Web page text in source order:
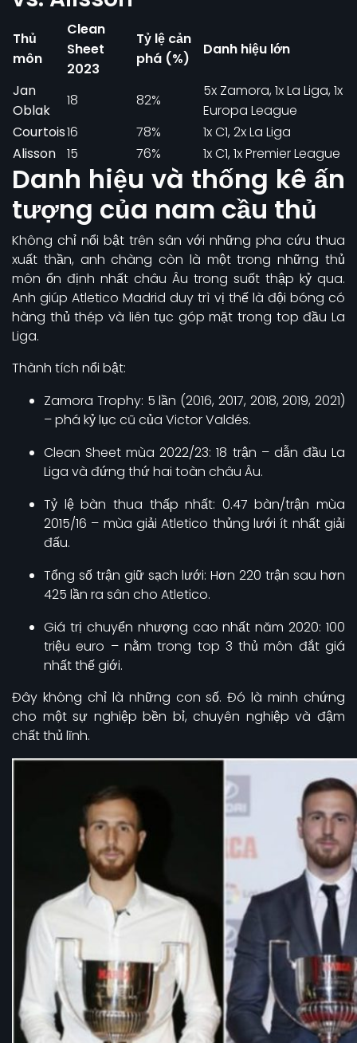
Thủ
môn
Clean
Sheet
2023
Tỷ lệ cản
phá (%)
Danh hiệu lớn
Jan
Oblak
18 82%
5x Zamora, 1x La Liga, 1x
Europa League
Courtois16 78%
1x C1, 2x La Liga
Alisson
15 76% 1x C1, 1x Premier League
Danh hiệu và thống kê ấn
tượng của nam cầu thủ
Không chỉ nổi bật trên sân với những pha cứu thua
xuất thần, anh chàng còn là một trong những thủ
môn ổn định nhất châu Âu trong suốt thập kỷ qua.
Anh giúp Atletico Madrid duy trì vị thế là đội bóng có
hàng thủ thép và liên tục góp mặt trong top đầu La
Liga.
Thành tích nổi bật:
Zamora Trophy: 5 lần (2016, 2017, 2018, 2019, 2021)
– phá kỷ lục cũ của Victor Valdés.
Clean Sheet mùa 2022/23: 18 trận – dẫn đầu La
Liga và đứng thứ hai toàn châu Âu.
Tỷ lệ bàn thua thấp nhất: 0.47 bàn/trận mùa
2015/16 – mùa giải Atletico thủng lưới ít nhất giải
đấu.
Tổng số trận giữ sạch lưới: Hơn 220 trận sau hơn
425 lần ra sân cho Atletico.
Giá trị chuyển nhượng cao nhất năm 2020: 100
triệu euro – nằm trong top 3 thủ môn đắt giá
nhất thế giới.
Đây không chỉ là những con số. Đó là minh chứng
cho một sự nghiệp bền bỉ, chuyên nghiệp và đậm
chất thủ lĩnh.